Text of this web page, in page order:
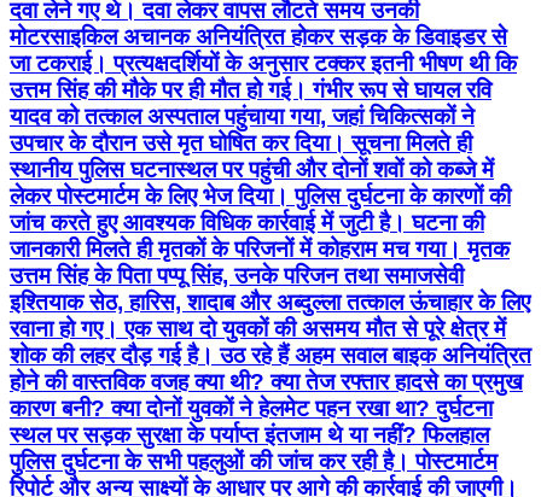
दवा लेने गए थे। दवा लेकर वापस लौटते समय उनकी
मोटरसाइकिल अचानक अनियंत्रित होकर सड़क के डिवाइडर से
जा टकराई। प्रत्यक्षदर्शियों के अनुसार टक्कर इतनी भीषण थी कि
उत्तम सिंह की मौके पर ही मौत हो गई। गंभीर रूप से घायल रवि
यादव को तत्काल अस्पताल पहुंचाया गया, जहां चिकित्सकों ने
उपचार के दौरान उसे मृत घोषित कर दिया। सूचना मिलते ही
स्थानीय पुलिस घटनास्थल पर पहुंची और दोनों शवों को कब्जे में
लेकर पोस्टमार्टम के लिए भेज दिया। पुलिस दुर्घटना के कारणों की
जांच करते हुए आवश्यक विधिक कार्रवाई में जुटी है। घटना की
जानकारी मिलते ही मृतकों के परिजनों में कोहराम मच गया। मृतक
उत्तम सिंह के पिता पप्पू सिंह, उनके परिजन तथा समाजसेवी
इश्तियाक सेठ, हारिस, शादाब और अब्दुल्ला तत्काल ऊंचाहार के लिए
रवाना हो गए। एक साथ दो युवकों की असमय मौत से पूरे क्षेत्र में
शोक की लहर दौड़ गई है। उठ रहे हैं अहम सवाल बाइक अनियंत्रित
होने की वास्तविक वजह क्या थी? क्या तेज रफ्तार हादसे का प्रमुख
कारण बनी? क्या दोनों युवकों ने हेलमेट पहन रखा था? दुर्घटना
स्थल पर सड़क सुरक्षा के पर्याप्त इंतजाम थे या नहीं? फिलहाल
पुलिस दुर्घटना के सभी पहलुओं की जांच कर रही है। पोस्टमार्टम
रिपोर्ट और अन्य साक्ष्यों के आधार पर आगे की कार्रवाई की जाएगी।